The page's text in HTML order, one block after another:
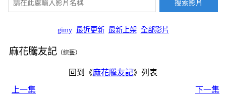
gimy 最近更新 最新上架 全部影片
麻花騰友記 （綜藝）
回到《麻花騰友記》列表
上一集
下一集